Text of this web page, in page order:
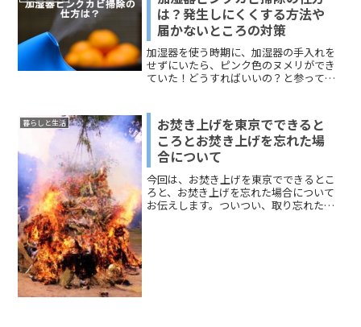
は？発生しにくくする方法や
届かないところの対策
加湿器を使う時期に、加湿器の手入れを
せずにいたら、ピンク色のヌメリができ
ていた！どうすればいいの？と参ってし
あったりしますよね。掃除が面倒になっ
て怠ってしまうと、ピンクカビのような
ものが発生してしまいます。貯水タンク
の中のように手が届かないところに、塩
素系洗剤を使うと残留塩素が気になるの
で、なるべく避けたい！そうした問題の
解決法を今回は探っていきます。お伝え
するのは、「加湿器のピンクカビの掃
暮らしと生活
お焚き上げを東京でできると
ころとお焚き上げを忘れた場
合について
今回は、お焚き上げを東京でできるとこ
ろと、お焚き上げを忘れた場合について
お伝えします。ついつい、取り忘れた